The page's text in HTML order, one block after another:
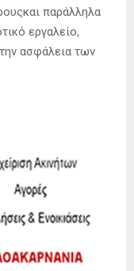
παράλληλα
εργαλείο,
ασφάλεια των